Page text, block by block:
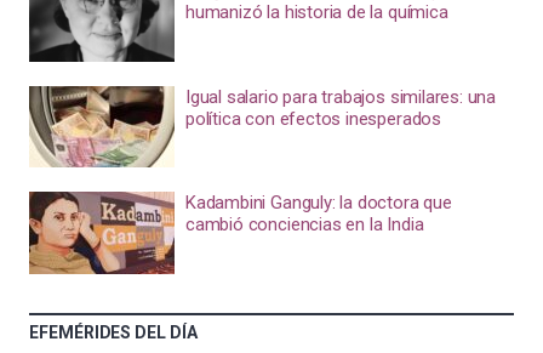
humanizó la historia de la química
Igual salario para trabajos similares: una
política con efectos inesperados
Kadambini Ganguly: la doctora que
cambió conciencias en la India
EFEMÉRIDES DEL DÍA